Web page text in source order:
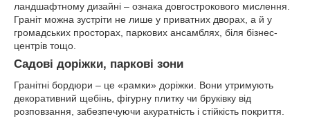
ландшафтному дизайні – ознака довгострокового мислення.
Граніт можна зустріти не лише у приватних дворах, а й у
громадських просторах, паркових ансамблях, біля бізнес-
центрів тощо.
Садові доріжки, паркові зони
Гранітні бордюри – це «рамки» доріжки. Вони утримують
декоративний щебінь, фігурну плитку чи бруківку від
розповзання, забезпечуючи акуратність і стійкість покриття.